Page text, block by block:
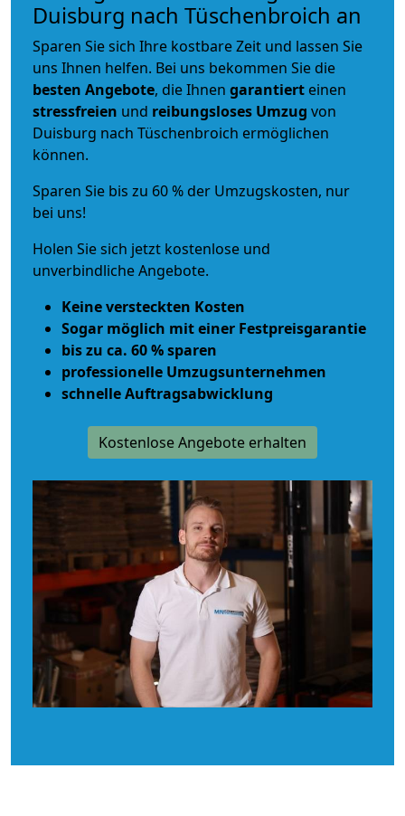
Duisburg nach Tüschenbroich an
Sparen Sie sich Ihre kostbare Zeit und lassen Sie
uns Ihnen helfen. Bei uns bekommen Sie die
besten Angebote, die Ihnen garantiert einen
stressfreien und reibungsloses Umzug von
Duisburg nach Tüschenbroich ermöglichen
können.
Sparen Sie bis zu 60 % der Umzugskosten, nur
bei uns!
Holen Sie sich jetzt kostenlose und
unverbindliche Angebote.
Keine versteckten Kosten
Sogar möglich mit einer Festpreisgarantie
bis zu ca. 60 % sparen
professionelle Umzugsunternehmen
schnelle Auftragsabwicklung
Kostenlose Angebote erhalten